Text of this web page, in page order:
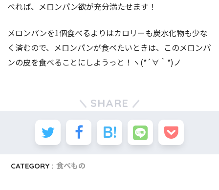
べれば、メロンパン欲が充分満たせます！
メロンパンを1個食べるよりはカロリーも炭水化物も少な
く済むので、メロンパンが食べたいときは、このメロンパ
ンの皮を食べることにしようっと！ヽ(*´∀｀*)ノ
SHARE
CATEGORY : 食べもの